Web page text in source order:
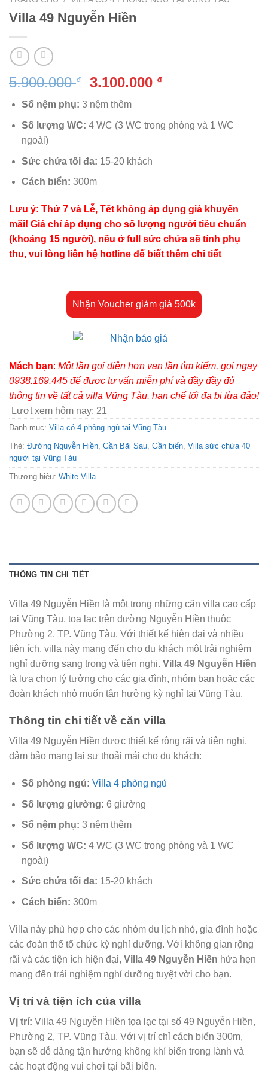
Villa 49 Nguyễn Hiền
5.900.000₫
Giá
gốc
là:
5.900.000 ₫.
3.100.000 ₫Giá
là:
Số nệm phụ: 3 nệm thêm
Số lượng WC: 4 WC (3 WC trong phòng và 1 WC
ngoài)
Sức chứa tối đa: 15-20 khách
Cách biển: 300m
Lưu ý: Thứ 7 và Lễ, Tết không áp dụng giá khuyến
mãi! Giá chỉ áp dụng cho số lượng người tiêu chuẩn
(khoảng 15 người), nếu ở full sức chứa sẽ tính phụ
thu, vui lòng liên hệ hotline để biết thêm chi tiết
Nhận Voucher giảm giá 500k
Mách bạn: Một lần gọi điện hơn vạn lần tìm kiếm, gọi ngay
0938.169.445 để được tư vấn miễn phí và đầy đầy đủ
thông tin về tất cả villa Vũng Tàu, hạn chế tối đa bị lừa đảo!
Lượt xem hôm nay: 21
Danh mục: Villa có 4 phòng ngủ tại Vũng Tàu
Thẻ: Đường Nguyễn Hiền Gần Bãi Sau Gần biển Villa sức chứa 40
người tại Vũng Tàu
Thương hiệu: White Villa
THÔNG TIN CHI TIẾT
Villa 49 Nguyễn Hiền là một trong những căn villa cao cấp
tại Vũng Tàu, tọa lạc trên đường Nguyễn Hiền thuộc
Phường 2, TP. Vũng Tàu. Với thiết kế hiện đại và nhiều
tiện ích, villa này mang đến cho du khách một trải nghiệm
nghỉ dưỡng sang trọng và tiện nghi. Villa 49 Nguyễn Hiền
là lựa chọn lý tưởng cho các gia đình, nhóm bạn hoặc các
đoàn khách nhỏ muốn tận hưởng kỳ nghỉ tại Vũng Tàu.
Thông tin chi tiết về căn villa
Villa 49 Nguyễn Hiền được thiết kế rộng rãi và tiện nghi,
đảm bảo mang lại sự thoải mái cho du khách:
Số phòng ngủ: Villa 4 phòng ngủ
Số lượng giường: 6 giường
Số nệm phụ: 3 nệm thêm
Số lượng WC: 4 WC (3 WC trong phòng và 1 WC
ngoài)
Sức chứa tối đa: 15-20 khách
Cách biển: 300m
Villa này phù hợp cho các nhóm du lịch nhỏ, gia đình hoặc
các đoàn thể tổ chức kỳ nghỉ dưỡng. Với không gian rộng
rãi và các tiện ích hiện đại, Villa 49 Nguyễn Hiền hứa hẹn
mang đến trải nghiệm nghỉ dưỡng tuyệt vời cho bạn.
Vị trí và tiện ích của villa
Vị trí: Villa 49 Nguyễn Hiền tọa lạc tại số 49 Nguyễn Hiền,
Phường 2, TP. Vũng Tàu. Với vị trí chỉ cách biển 300m,
bạn sẽ dễ dàng tận hưởng không khí biển trong lành và
các hoạt động vui chơi tại bãi biển.